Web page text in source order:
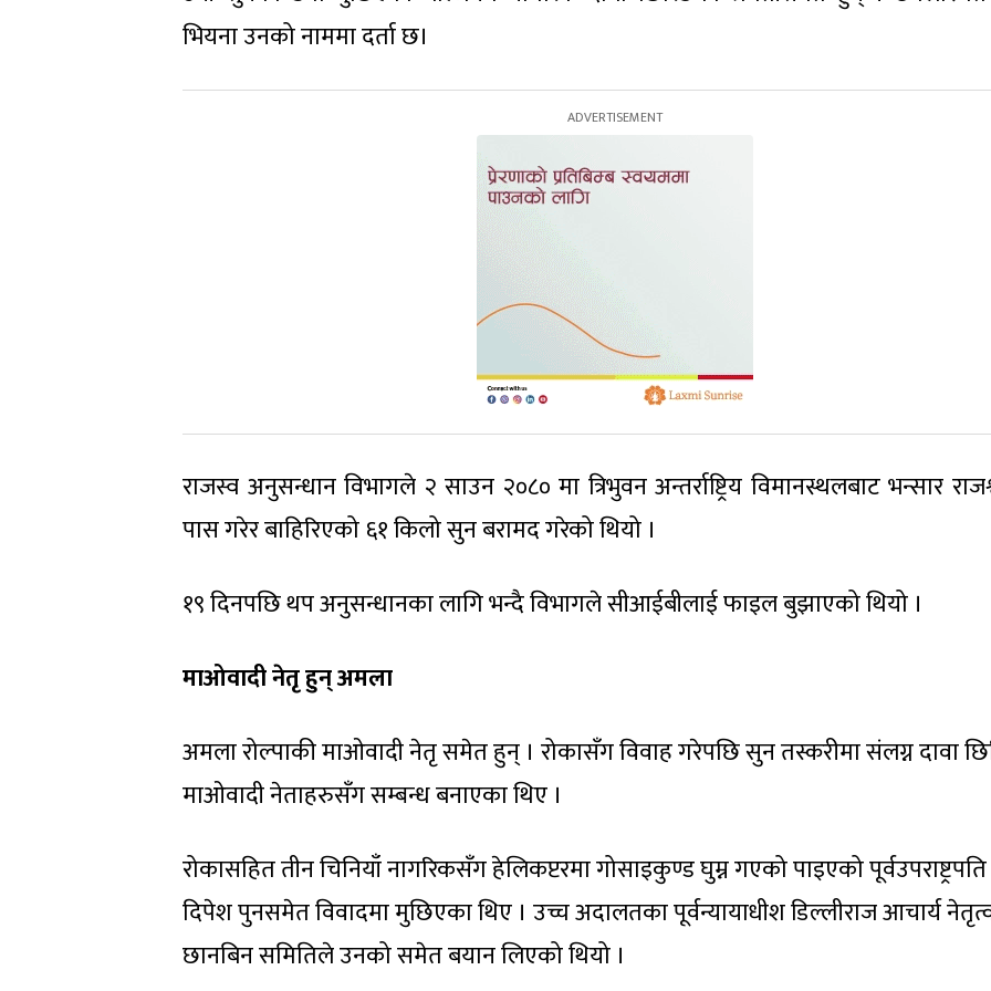
भियना उनको नाममा दर्ता छ।
राजस्व अनुसन्धान विभागले २ साउन २०८० मा त्रिभुवन अन्तर्राष्ट्रिय विमानस्थलबाट भन्सार
पास गरेर बाहिरिएको ६१ किलो सुन बरामद गरेको थियो ।
१९ दिनपछि थप अनुसन्धानका लागि भन्दै विभागले सीआईबीलाई फाइल बुझाएको थियो ।
माओवादी नेतृ हुन् अमला
अमला रोल्पाकी माओवादी नेतृ समेत हुन् । रोकासँग विवाह गरेपछि सुन तस्करीमा संलग्न दावा
माओवादी नेताहरुसँग सम्बन्ध बनाएका थिए ।
रोकासहित तीन चिनियाँ नागरिकसँग हेलिकप्टरमा गोसाइकुण्ड घुम्न गएको पाइएको पूर्वउपराष्ट्रपति
दिपेश पुनसमेत विवादमा मुछिएका थिए । उच्च अदालतका पूर्वन्यायाधीश डिल्लीराज आचार्य
छानबिन समितिले उनको समेत बयान लिएको थियो ।